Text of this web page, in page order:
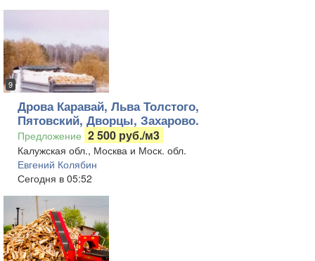
9
Дрова Каравай, Льва Толстого,
Пятовский, Дворцы, Захарово.
Предложение 2 500 руб./м3
Калужская обл., Москва и Моск. обл.
Евгений Колябин
Сегодня в 05:52